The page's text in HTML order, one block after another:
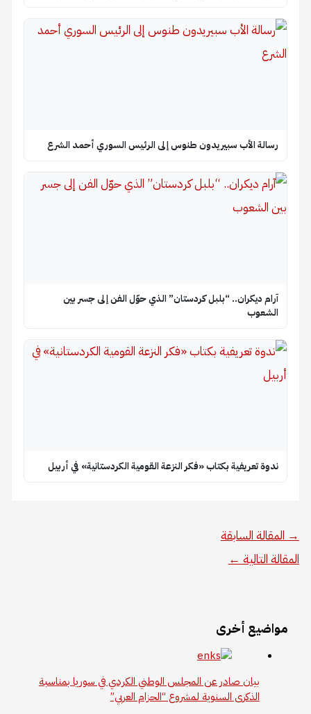
رسالة الأب سبيريدون طنوس إلى الرئيس السوري أحمد الشرع
آرام ديكران.. “بلبل كردستان” الذي حوّل الفن إلى جسر بين
الشعوب
ندوة تعريفية بكتاب «فكر النزعة القومية الكردستانية» في أربيل
→ المقالة السابقة
المقالة التالية ←
مواضيع أخرى
بيان صادر عن المجلس الوطني الكردي في سوريا بمناسبة
الذكرى السنوية لمشروع “الحزام العربي”